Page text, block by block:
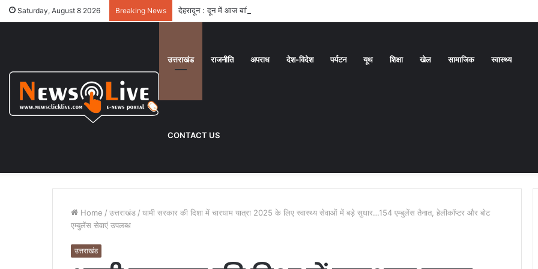
Saturday, August 8 2026 Breaking News देहरादून : दून में आज बारिश से हल्की राहत। चार जिलों में येलो अलर्ट
उत्तराखंड राजनीति अपराध देश-विदेश पर्यटन यूथ शिक्षा खेल सामाजिक स्वास्थ्य
CONTACT US
Home / उत्तराखंड / धामी सरकार की दिशा में चारधाम यात्रा 2025 के लिए स्वास्थ्य सेवाओं में बड़े सुधार…154 एम्बुलेंस तैनात, हेलीकॉप्टर और बोट
एम्बुलेंस सेवाएं उपलब्ध
उत्तराखंड